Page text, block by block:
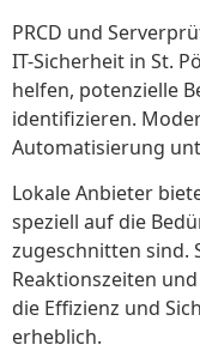
PRCD und
IT-Sicherheit in St.
helfen, potenzielle
identifizieren.
Automatisierung
Lokale Anbieter
speziell auf die
zugeschnitten sind.
Reaktionszeiten
die Effizienz und
erheblich.